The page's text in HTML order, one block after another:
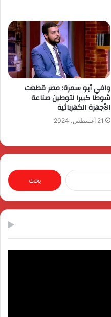
وافي أبو سمرة: مصر قطعت
شوطا كبيرا لتوطين صناعة
الأجهزة الكهربائية
21 أغسطس، 2024
البحث
عن: